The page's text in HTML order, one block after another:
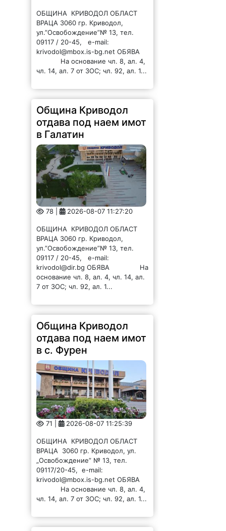
ОБЩИНА КРИВОДОЛ ОБЛАСТ
ВРАЦА 3060 гр. Криводол,
ул.”Освобождение”№ 13, тел.
09117 / 20-45, e-mail:
krivodol@mbox.is-bg.net ОБЯВА
На основание чл. 8, ал. 4,
чл. 14, ал. 7 от ЗОС; чл. 92, ал. 1...
Община Криводол
отдава под наем имот
в Галатин
78 | 2026-08-07 11:27:20
ОБЩИНА КРИВОДОЛ ОБЛАСТ
ВРАЦА 3060 гр. Криводол,
ул.”Освобождение”№ 13, тел.
09117 / 20-45, e-mail:
krivodol@dir.bg ОБЯВА На
основание чл. 8, ал. 4, чл. 14, ал.
7 от ЗОС; чл. 92, ал. 1...
Община Криводол
отдава под наем имот
в с. Фурен
71 | 2026-08-07 11:25:39
ОБЩИНА КРИВОДОЛ ОБЛАСТ
ВРАЦА 3060 гр. Криводол, ул.
„Освобождение” № 13, тел.
09117/20-45, e-mail:
krivodol@mbox.is-bg.net ОБЯВА
На основание чл. 8, ал. 4,
чл. 14, ал. 7 от ЗОС; чл. 92, ал. 1...